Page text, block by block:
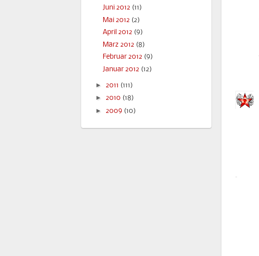
Juni 2012 (11)
Mai 2012 (2)
April 2012 (9)
März 2012 (8)
Februar 2012 (9)
Januar 2012 (12)
► 2011 (111)
► 2010 (18)
► 2009 (10)